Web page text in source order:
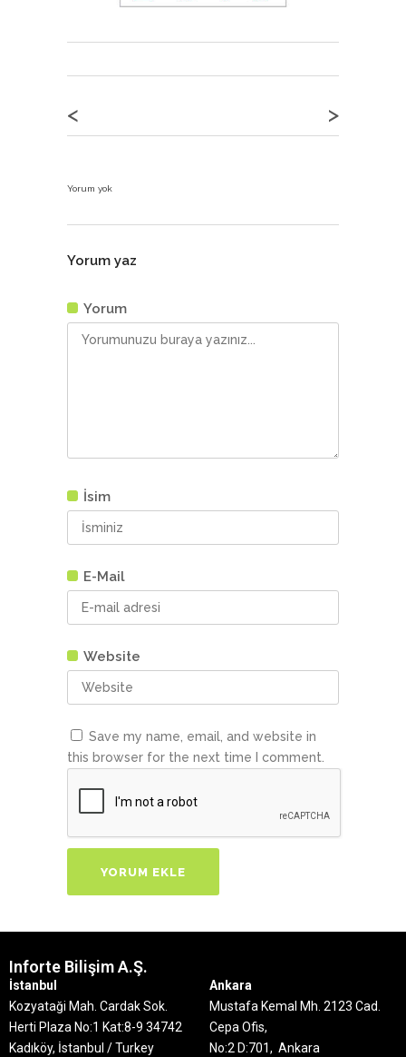
< >
Yorum yok
Yorum yaz
Yorum
İsim
E-Mail
Website
Save my name, email, and website in
this browser for the next time I comment.
Inforte Bilişim A.Ş.
İstanbul
Kozyataği Mah. Cardak Sok.
Herti Plaza No:1 Kat:8-9 34742
Kadıköy, İstanbul / Turkey
Ankara
Mustafa Kemal Mh. 2123 Cad.
Cepa Ofis,
No:2 D:701, Ankara